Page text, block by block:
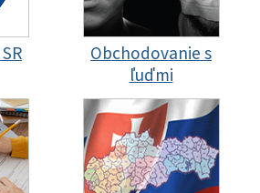
Obchodovanie s
ľuďmi